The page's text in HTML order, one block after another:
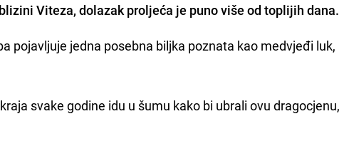
Viteza, dolazak proljeća je puno više od toplijih dana.
pojavljuje jedna posebna biljka poznata kao medvjeđi luk,
svake godine idu u šumu kako bi ubrali ovu dragocjenu,